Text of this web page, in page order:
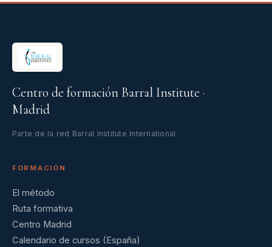
Centro de formación Barral Institute ·
Madrid
Parte de la red Barral Institute International
FORMACIÓN
El método
Ruta formativa
Centro Madrid
Calendario de cursos (España)